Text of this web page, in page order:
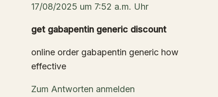
17/08/2025 um 7:52 a.m. Uhr
get gabapentin generic discount
online order gabapentin generic how
effective
Zum Antworten anmelden